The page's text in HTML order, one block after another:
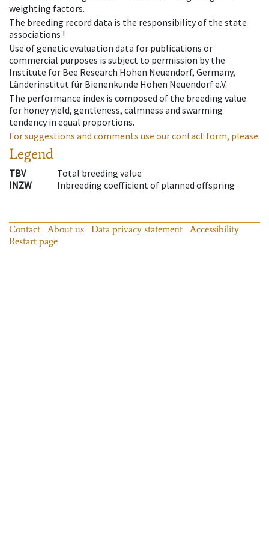
weighting factors.
The breeding record data is the responsibility of the state
associations !
Use of genetic evaluation data for publications or
commercial purposes is subject to permission by the
Institute for Bee Research Hohen Neuendorf, Germany,
Länderinstitut für Bienenkunde Hohen Neuendorf e.V.
The performance index is composed of the breeding value
for honey yield, gentleness, calmness and swarming
tendency in equal proportions.
For suggestions and comments use our contact form, please.
Legend
TBV
Total breeding value
INZW
Inbreeding coefficient of planned offspring
Contact About us Data privacy statement
Accessibility
Restart page